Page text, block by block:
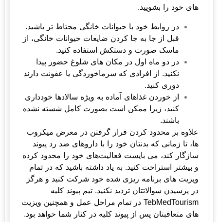
های خود را بشویید.
در روابط خود با حیوانات خانگی محتاط تر باشید.
قبل از جا به جا کردن ضایعات حیوانات خانگی، از
ماسک صورت و دستکش استفاده کنید.
در دو ماه اول در مکان های شلوغ حضور پیدا
نکنید. از افرادی که سرماخوردگی یا عفونت دارند
دوری کنید.
از خوردن غذاهای آماده به ویژه سالادها خودداری
کنید، زیرا ممکن است بصورت کامل شسته نشده
باشند.
علاوه بر محدود کردن قرار گرفتن در معرض میکروب
ها، تا زمانی که بدنتان خود را با داروهای ضد رد پیوند
سازگار کند، می بایست فعالیت‌های خود را محدود کرده
و بیشتر استراحت کنید. به یاد داشته باشید که در تمام
ویزیت های برنامه ریزی شده خود شرکت کنید و هرگز
در پرسیدن سوالاتتان تردید نکنید. تیم پیوند کلیه
TebMedTourism در تمام مراحل عمل و همچنین ویزیت
های متعاقبتان پس از پیوند کلیه در کنار شما خواهد بود.